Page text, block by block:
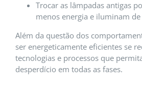
Trocar as lâmpadas antigas
menos energia e iluminam
Além da questão dos
ser energeticamente eficientes se
tecnologias e processos que
desperdício em todas as fases.